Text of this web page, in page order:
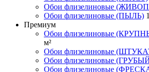
Обои флизелиновые
Обои флизелиновые (ПЫЛЬ)
Премиум
Обои флизелиновые
м²
Обои флизелиновые
Обои флизелиновые
Обои флизелиновые